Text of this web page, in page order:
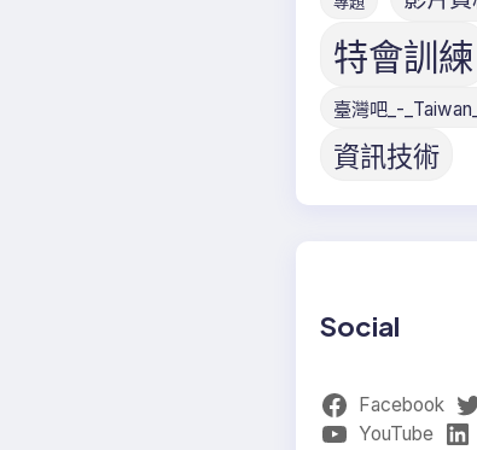
特會訓練
臺灣吧_-
資訊技術
Social
Facebook
YouTube